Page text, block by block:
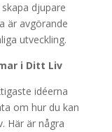
djupare
är avgörande
utveckling.
i Ditt Liv
idéerna
om hur du kan
Här är några